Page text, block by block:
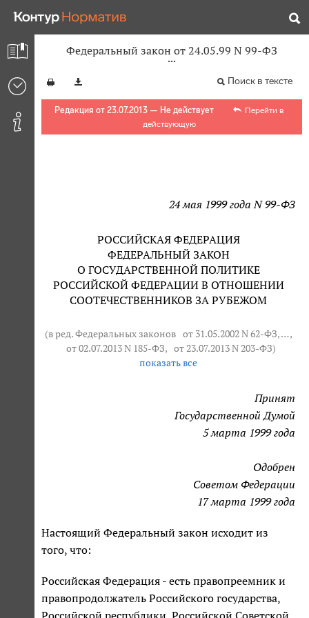
Федеральный закон от 24.05.99 N 99-ФЗ
Поиск в тексте
Редакция от 23.07.2013 — Не действует
Перейти в
действующую
24 мая 1999 года N 99-ФЗ
РОССИЙСКАЯ ФЕДЕРАЦИЯ
ФЕДЕРАЛЬНЫЙ ЗАКОН
О ГОСУДАРСТВЕННОЙ ПОЛИТИКЕ
РОССИЙСКОЙ ФЕДЕРАЦИИ В ОТНОШЕНИИ
СООТЕЧЕСТВЕННИКОВ ЗА РУБЕЖОМ
(в ред. Федеральных законов от 31.05.2002 N 62-ФЗ, … ,
от 02.07.2013 N 185-ФЗ, от 23.07.2013 N 203-ФЗ)
показать все
Принят
Государственной Думой
5 марта 1999 года
Одобрен
Советом Федерации
17 марта 1999 года
Настоящий Федеральный закон исходит из
того, что:
Российская Федерация - есть правопреемник и
правопродолжатель Российского государства,